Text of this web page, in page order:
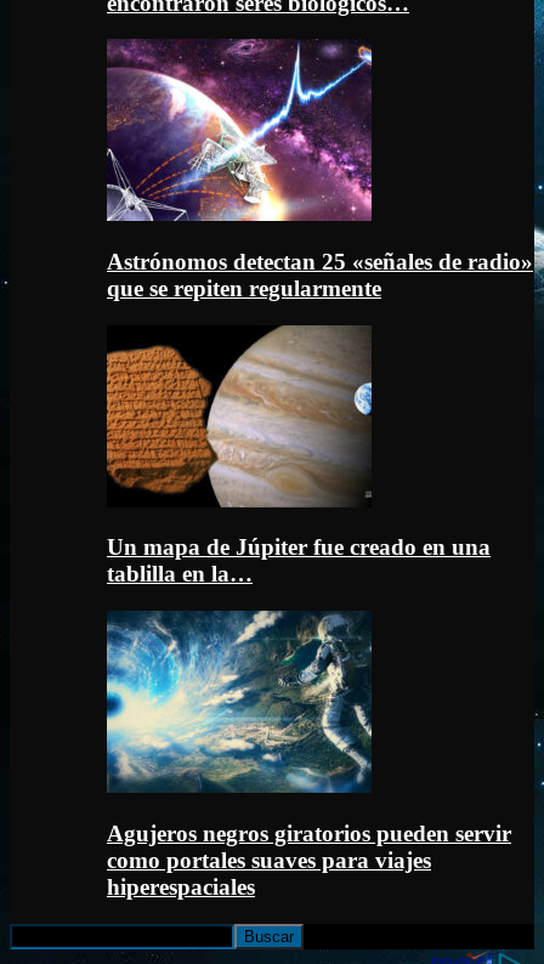
Astrónomos detectan 25 «señales de radio»
que se repiten regularmente
Un mapa de Júpiter fue creado en una
tablilla en la…
Agujeros negros giratorios pueden servir
como portales suaves para viajes
hiperespaciales